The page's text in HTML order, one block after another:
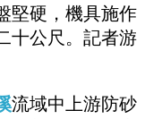
堅硬，機具施作
十公尺。記者游
流域中上游防砂